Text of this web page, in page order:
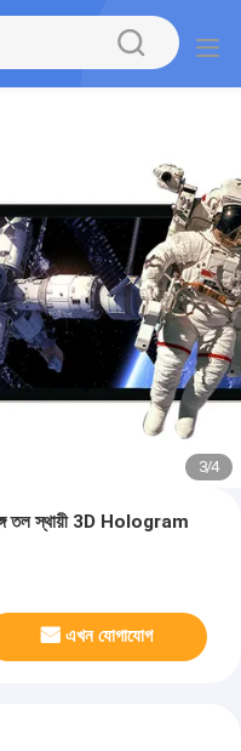
3/4
তল স্থায়ী 3D Hologram
এখন যোগাযোগ